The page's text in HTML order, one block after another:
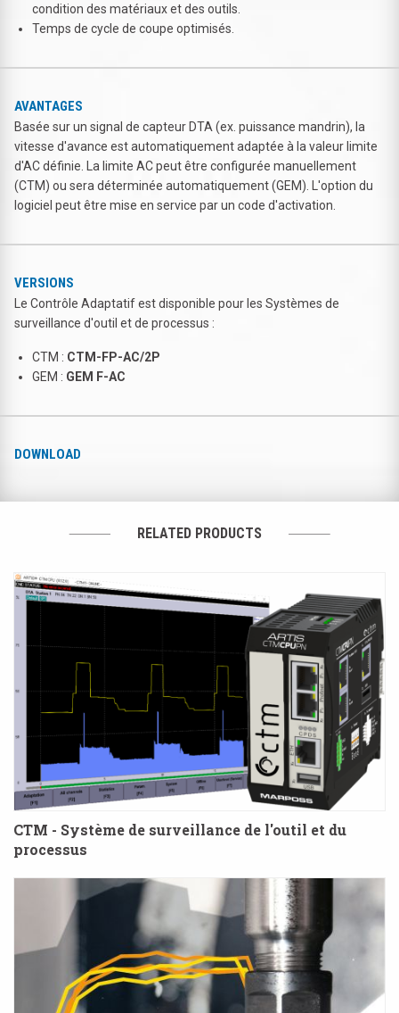
condition des matériaux et des outils.
Temps de cycle de coupe optimisés.
AVANTAGES
Basée sur un signal de capteur DTA (ex. puissance mandrin), la
vitesse d'avance est automatiquement adaptée à la valeur limite
d'AC définie. La limite AC peut être configurée manuellement
(CTM) ou sera déterminée automatiquement (GEM). L'option du
logiciel peut être mise en service par un code d'activation.
VERSIONS
Le Contrôle Adaptatif est disponible pour les Systèmes de
surveillance d'outil et de processus :
CTM : CTM-FP-AC/2P
GEM : GEM F-AC
DOWNLOAD
RELATED PRODUCTS
CTM - Système de surveillance de l'outil et du
processus